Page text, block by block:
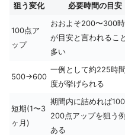
狙う変化 必要時間の目安
100点ア
ップ
おおよそ200〜300
が目安と言われるこ
多い
500→600
一例として約225時
度が挙げられる
短期(1〜3
ヶ月)
期間内に詰めれば
200点アップを狙う
ある